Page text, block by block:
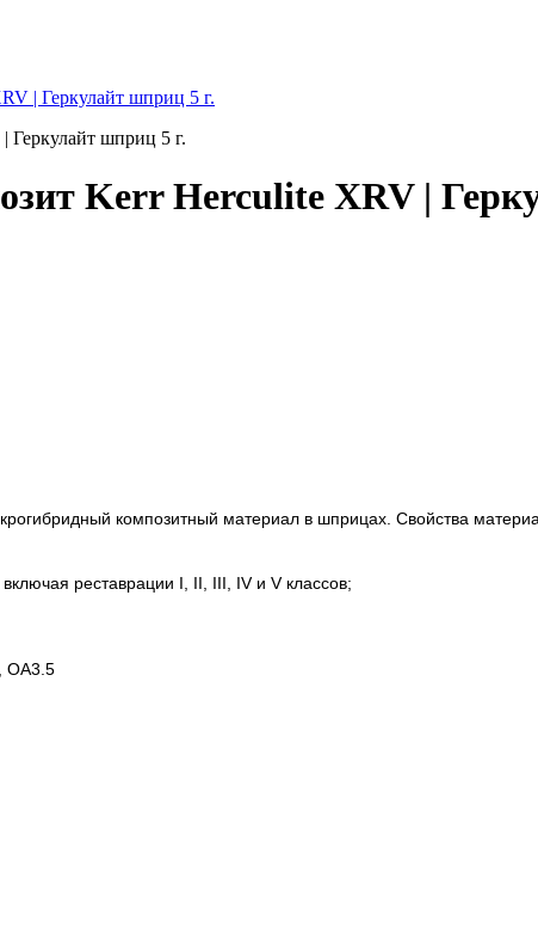
| Геркулайт шприц 5 г.
Kerr Herculite XRV |
композитный материал в шприцах. Свойства
реставрации I, II, III, IV и V классов;
OA3.5